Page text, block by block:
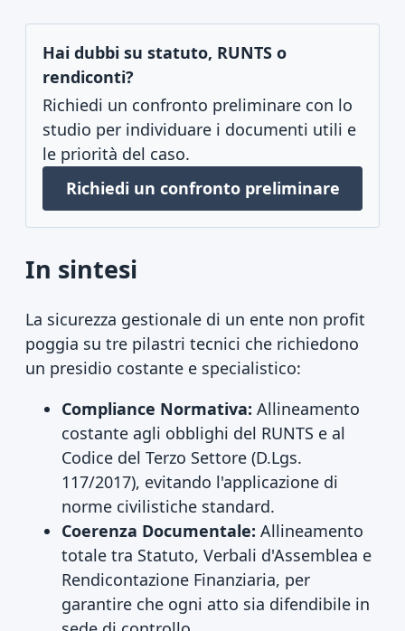
Hai dubbi su statuto, RUNTS o
rendiconti?
Richiedi un confronto preliminare con lo
studio per individuare i documenti utili e
le priorità del caso.
Richiedi un confronto preliminare
In sintesi
La sicurezza gestionale di un ente non profit
poggia su tre pilastri tecnici che richiedono
un presidio costante e specialistico:
Compliance Normativa: Allineamento
costante agli obblighi del RUNTS e al
Codice del Terzo Settore (D.Lgs.
117/2017), evitando l'applicazione di
norme civilistiche standard.
Coerenza Documentale: Allineamento
totale tra Statuto, Verbali d'Assemblea e
Rendicontazione Finanziaria, per
garantire che ogni atto sia difendibile in